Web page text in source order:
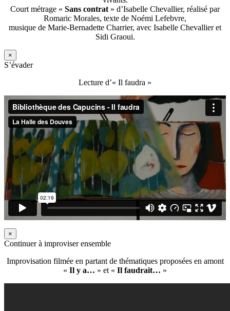
Court métrage « Sans contrat » d’Isabelle Chevallier, réalisé par
Romaric Morales, texte de Noémi Lefebvre,
musique de Marie-Bernadette Charrier, avec Isabelle Chevallier et
Sidi Graoui.
×
S’évader
Lecture d’« Il faudra »
×
Continuer à improviser ensemble
Improvisation filmée en partant de thématiques proposées en amont
« Il y a… » et « Il faudrait… »